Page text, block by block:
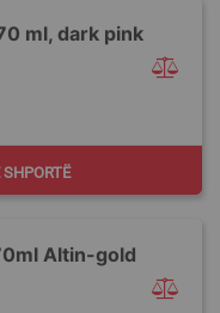
ml, dark pink
Altin-gold